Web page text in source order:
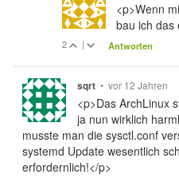
<p>Wenn
bau ich das
2 | Antworten
sqrt • vor 12 Jahren
<p>Das ArchLinux
ja nun wirklich
musste man die sysctl.conf
systemd Update wesentlich
erfordernlich!</p>